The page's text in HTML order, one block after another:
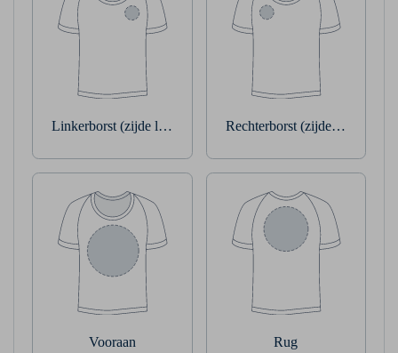
Linkerborst (zijde linkerarm) Rechterborst (zijde
Vooraan Rug